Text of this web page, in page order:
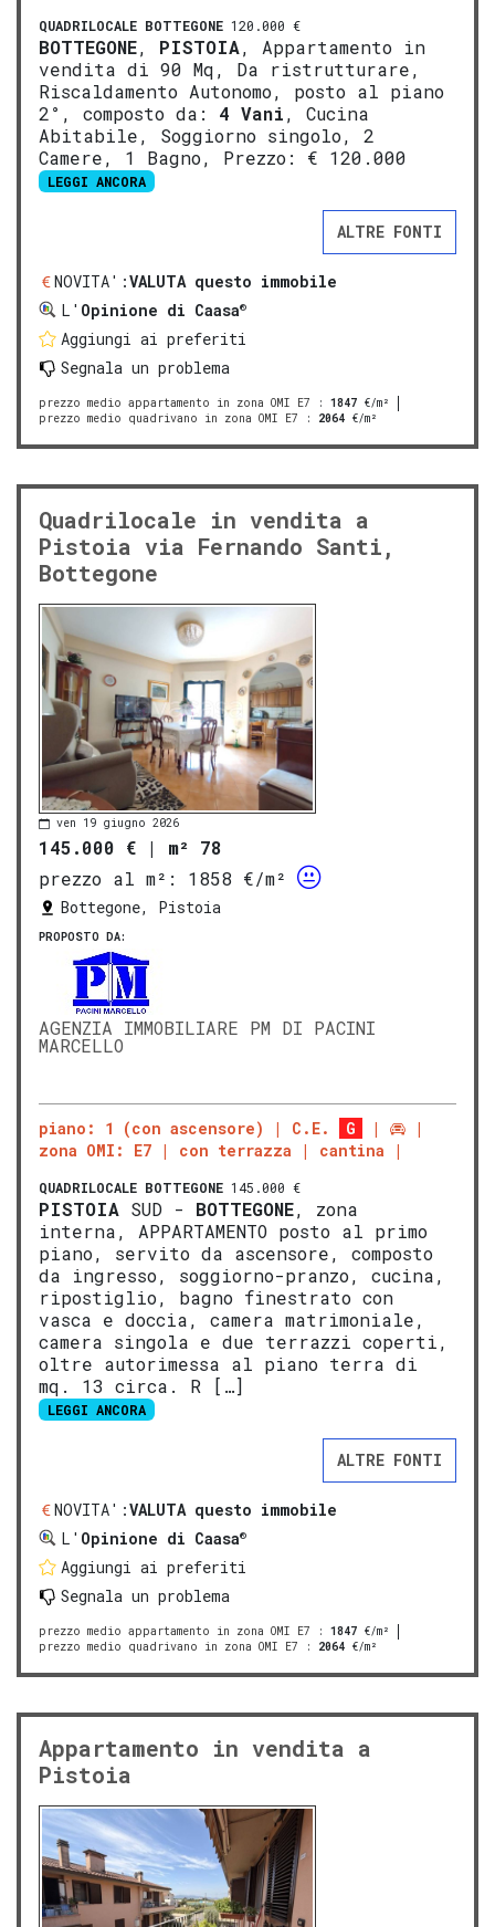
QUADRILOCALE BOTTEGONE 120.000 €
BOTTEGONE, PISTOIA, Appartamento in
vendita di 90 Mq, Da ristrutturare,
Riscaldamento Autonomo, posto al piano
2°, composto da: 4 Vani, Cucina
Abitabile, Soggiorno singolo, 2
Camere, 1 Bagno, Prezzo: € 120.000
LEGGI ANCORA
ALTRE FONTI
NOVITA':VALUTA questo immobile
L' Opinione di Caasa®
Aggiungi ai preferiti
Segnala un problema
prezzo medio appartamento in zona OMI E7 : 1847 €/m²
prezzo medio quadrivano in zona OMI E7 : 2064 €/m²
Quadrilocale in vendita a
Pistoia via Fernando Santi,
Bottegone
ven 19 giugno 2026
145.000 € | m² 78
prezzo al m²:
1858 €/m²
Bottegone, Pistoia
PROPOSTO DA:
AGENZIA IMMOBILIARE PM DI PACINI
MARCELLO
piano: 1 (con ascensore) C.E.
G
zona OMI: E7
con terrazza cantina
QUADRILOCALE BOTTEGONE 145.000 €
PISTOIA SUD - BOTTEGONE, zona
interna, APPARTAMENTO posto al primo
piano, servito da ascensore, composto
da ingresso, soggiorno-pranzo, cucina,
ripostiglio, bagno finestrato con
vasca e doccia, camera matrimoniale,
camera singola e due terrazzi coperti,
oltre autorimessa al piano terra di
mq. 13 circa. R […]
LEGGI ANCORA
ALTRE FONTI
NOVITA':VALUTA questo immobile
L' Opinione di Caasa®
Aggiungi ai preferiti
Segnala un problema
prezzo medio appartamento in zona OMI E7 : 1847 €/m²
prezzo medio quadrivano in zona OMI E7 : 2064 €/m²
Appartamento in vendita a
Pistoia